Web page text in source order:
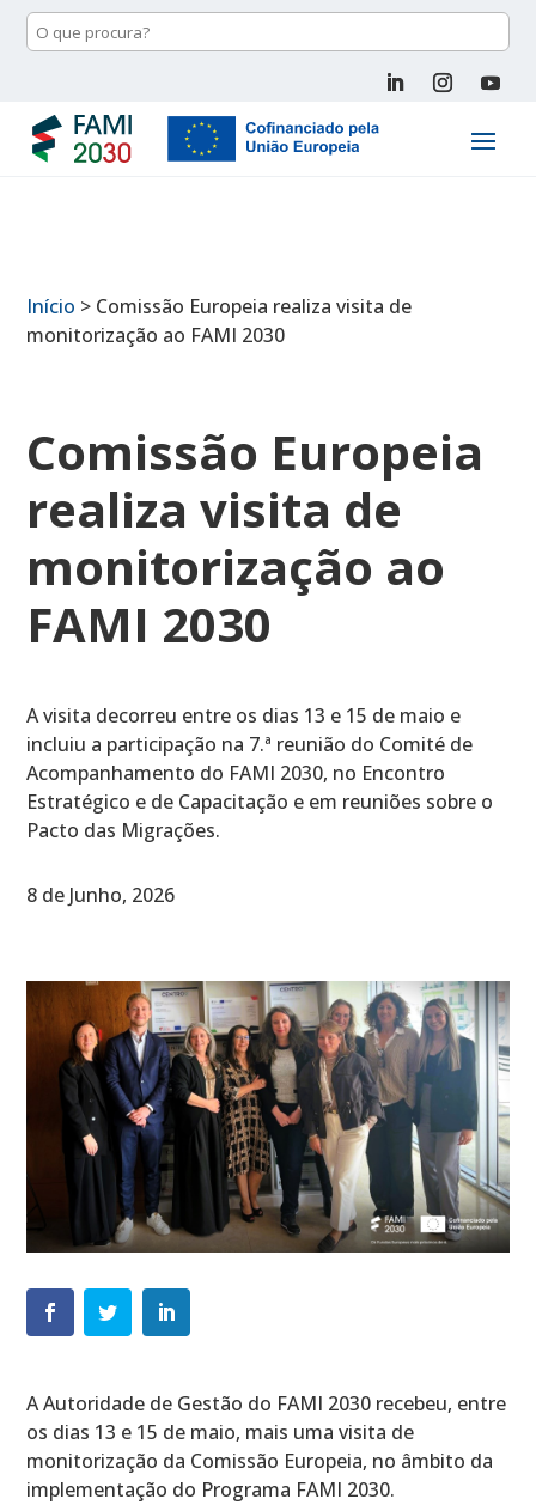
Início > Comissão Europeia realiza visita de
monitorização ao FAMI 2030
Comissão Europeia
realiza visita de
monitorização ao
FAMI 2030
A visita decorreu entre os dias 13 e 15 de maio e
incluiu a participação na 7.ª reunião do Comité de
Acompanhamento do FAMI 2030, no Encontro
Estratégico e de Capacitação e em reuniões sobre o
Pacto das Migrações.
8 de Junho, 2026
A Autoridade de Gestão do FAMI 2030 recebeu, entre
os dias 13 e 15 de maio, mais uma visita de
monitorização da Comissão Europeia, no âmbito da
implementação do Programa FAMI 2030.